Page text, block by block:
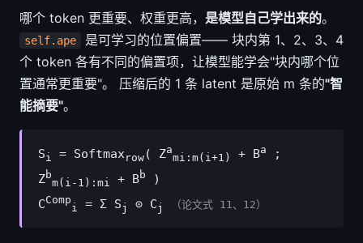
哪个 token 更重要、权重更高， 是模型自己学出来的。
self.ape
是可学习的位置偏置—— 块内第 1、2、3、4
个 token 各有不同的偏置项，让模型能学会"块内哪个位
置通常更重要"。 压缩后的 1 条 latent 是原始 m 条的"智
能摘要"。
Si = Softmaxrow ( Za
mi:m(i+1) + Ba
;
Zb
m(i-1):mi + Bb
)
CComp
i = Σ Sj ⊙ Cj （论文式 11、12）